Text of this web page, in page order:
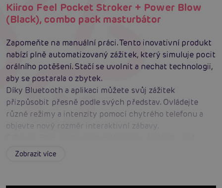
Kiiroo Feel Pocket Stroker + Power Blow
(Black), combo pack masturbátor
Zapomeňte na manuální práci. Tento inovativní produkt
nabízí plně automatizovaný zážitek, který simuluje pocit
orálního potěšení. Stačí se uvolnit a nechat technologii,
aby se postarala o zbytek.
Díky Bluetooth a aplikaci můžete svůj zážitek
přizpůsobit přesně podle svých představ. Ovládejte
různé režimy a intenzity pomocí chytrého telefonu a
objevte nový rozměr interaktivní zábavy.
intenzitou sání. Přizpůsobte si tlak a rytmus přesně
diskrétnost a pohodlí. Jeho neutrální design a
Zobrazit více